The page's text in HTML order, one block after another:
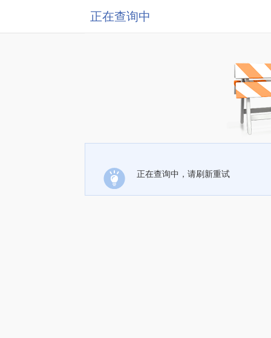
正在查询中
正在查询中，请刷新重试